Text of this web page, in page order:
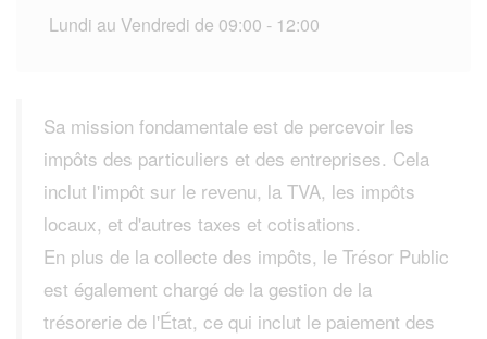
Lundi au Vendredi de 09:00 - 12:00
Sa mission fondamentale est de percevoir les
impôts des particuliers et des entreprises. Cela
inclut l'impôt sur le revenu, la TVA, les impôts
locaux, et d'autres taxes et cotisations.
En plus de la collecte des impôts, le Trésor Public
est également chargé de la gestion de la
trésorerie de l'État, ce qui inclut le paiement des